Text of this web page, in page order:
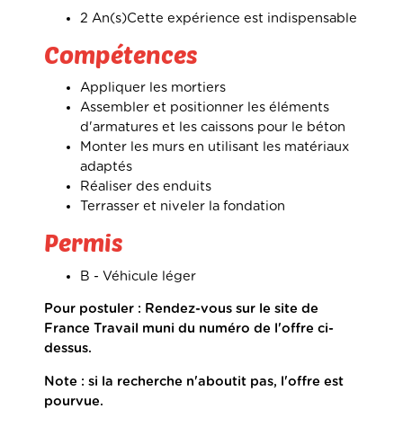
2 An(s)Cette expérience est indispensable
Compétences
Appliquer les mortiers
Assembler et positionner les éléments
d'armatures et les caissons pour le béton
Monter les murs en utilisant les matériaux
adaptés
Réaliser des enduits
Terrasser et niveler la fondation
Permis
B - Véhicule léger
Pour postuler : Rendez-vous sur le site de
France Travail muni du numéro de l'offre ci-
dessus.
Note : si la recherche n'aboutit pas, l'offre est
pourvue.